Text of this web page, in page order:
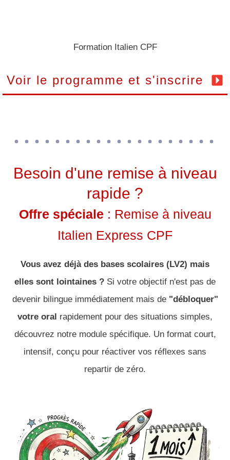
Formation Italien CPF
Voir le programme et s'inscrire
Besoin d'une remise à niveau
rapide ?
Offre spéciale : Remise à niveau
Italien Express CPF
Vous avez déjà des bases scolaires (LV2) mais
elles sont lointaines ? Si votre objectif n'est pas de
devenir bilingue immédiatement mais de "débloquer"
votre oral rapidement pour des situations simples,
découvrez notre module spécifique. Un format court,
intensif, conçu pour réactiver vos réflexes sans
repartir de zéro.